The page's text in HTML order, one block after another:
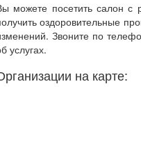
можете посетить салон с
оздоровительные
Звоните по
услугах.
на карте: